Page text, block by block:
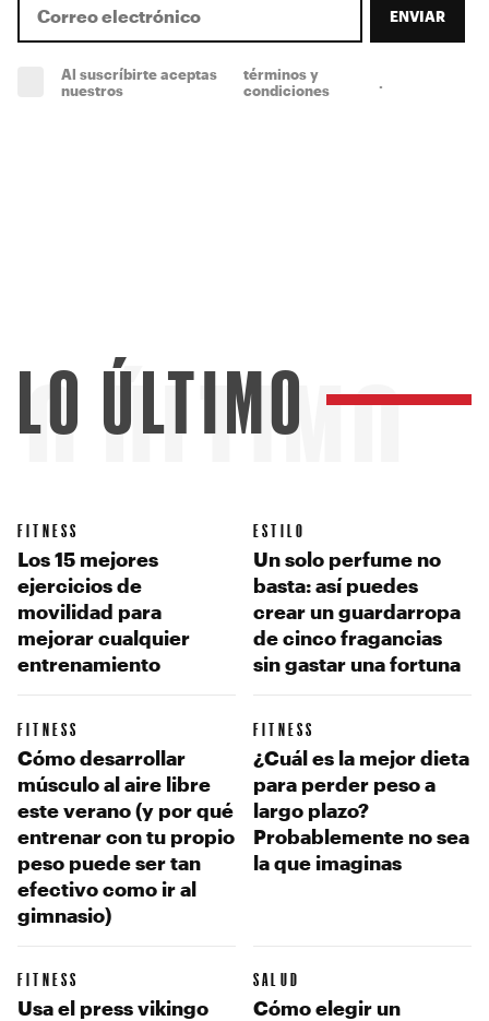
ENVIAR
Al suscríbirte aceptas
nuestros
términos y
condiciones
ÚLTIMO
LO ÚLTIMO
FITNESS
Los 15 mejores
ejercicios de
movilidad para
mejorar cualquier
entrenamiento
ESTILO
Un solo perfume no
basta: así puedes
crear un guardarropa
de cinco fragancias
sin gastar una fortuna
FITNESS
Cómo desarrollar
músculo al aire libre
este verano (y por qué
entrenar con tu propio
peso puede ser tan
efectivo como ir al
gimnasio)
FITNESS
¿Cuál es la mejor dieta
para perder peso a
largo plazo?
Probablemente no sea
la que imaginas
FITNESS
Usa el press vikingo
SALUD
Cómo elegir un